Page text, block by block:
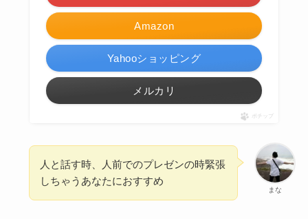
Amazon
Yahooショッピング
メルカリ
ポチップ
まな
人と話す時、人前でのプレゼンの時緊張
しちゃうあなたにおすすめ